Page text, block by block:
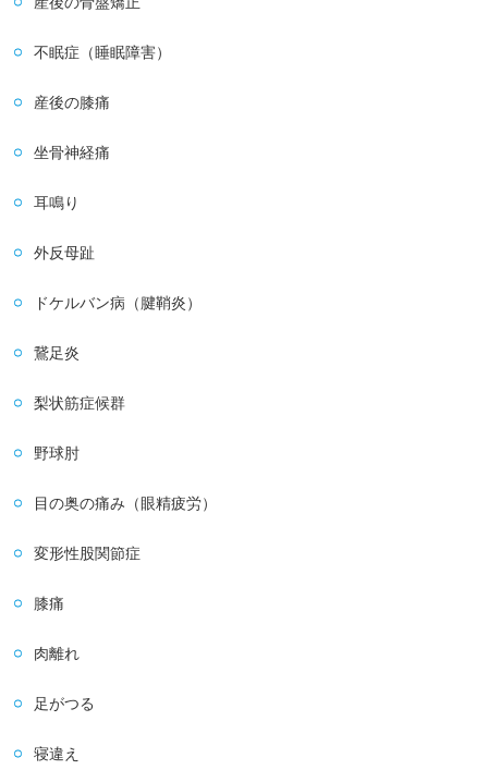
不眠症（睡眠障害）
産後の膝痛
坐骨神経痛
耳鳴り
外反母趾
ドケルバン病（腱鞘炎）
鵞足炎
梨状筋症候群
野球肘
目の奥の痛み（眼精疲労）
変形性股関節症
膝痛
肉離れ
足がつる
寝違え